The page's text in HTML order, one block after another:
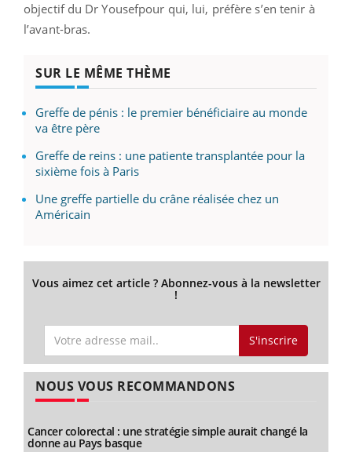
objectif du Dr Yousefpour qui, lui, préfère s’en tenir à
l’avant-bras.
SUR LE MÊME THÈME
Greffe de pénis : le premier bénéficiaire au monde
va être père
Greffe de reins : une patiente transplantée pour la
sixième fois à Paris
Une greffe partielle du crâne réalisée chez un
Américain
Vous aimez cet article ? Abonnez-vous à la newsletter
!
S'inscrire
NOUS VOUS RECOMMANDONS
Cancer colorectal : une stratégie simple aurait changé la
donne au Pays basque